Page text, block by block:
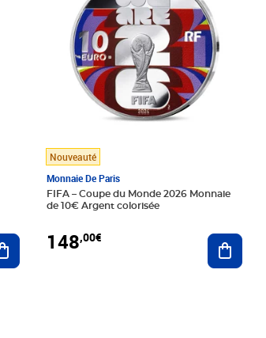
Ajouter au panier
Nouveauté
Monnaie De Paris
FIFA – Coupe du Monde 2026 Monnaie
de 10€ Argent colorisée
148,00€